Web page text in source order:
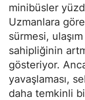
minibüsler
Uzmanlara
sürmesi,
sahipliğinin
gösteriyor.
yavaşlaması,
daha temkinli